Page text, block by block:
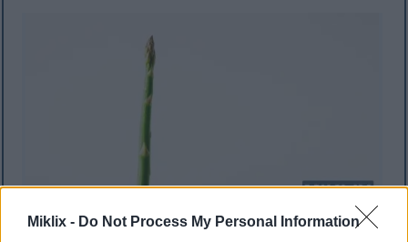
Miklix - Do Not Process My Personal Information
Tumbak asparagus héjo tunggal sareng gagang